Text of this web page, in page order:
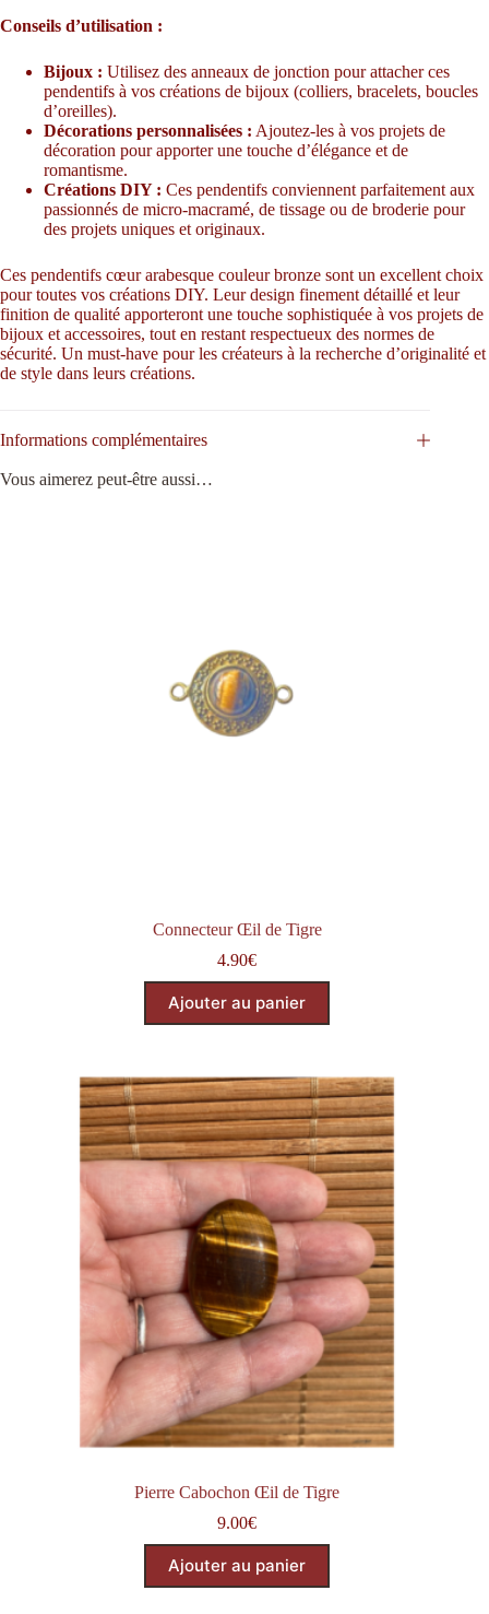
Conseils d’utilisation :
Bijoux : Utilisez des anneaux de jonction pour attacher ces
pendentifs à vos créations de bijoux (colliers, bracelets, boucles
d’oreilles).
Décorations personnalisées : Ajoutez-les à vos projets de
décoration pour apporter une touche d’élégance et de
romantisme.
Créations DIY : Ces pendentifs conviennent parfaitement aux
passionnés de micro-macramé, de tissage ou de broderie pour
des projets uniques et originaux.
Ces pendentifs cœur arabesque couleur bronze sont un excellent choix
pour toutes vos créations DIY. Leur design finement détaillé et leur
finition de qualité apporteront une touche sophistiquée à vos projets de
bijoux et accessoires, tout en restant respectueux des normes de
sécurité. Un must-have pour les créateurs à la recherche d’originalité et
de style dans leurs créations.
Informations complémentaires
Vous aimerez peut-être aussi…
Connecteur Œil de Tigre
4.90€
Ajouter au panier
Pierre Cabochon Œil de Tigre
9.00€
Ajouter au panier